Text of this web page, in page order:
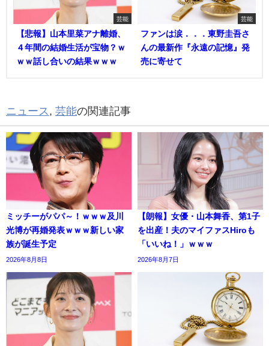
芸能
【悲報】山本里菜アナ離婚、
４年間の結婚生活が宝物？ｗ
ｗｗ話し合いの結果ｗｗｗ
芸能
ファンは涙．．．東野圭吾さ
んの最新作『永遠の記憶』発
売に寄せて
ニュース 芸能の関連記事
ミッチーがパパ～！ｗｗｗ及川
光博が再婚発表ｗｗｗ新しい家
族が誕生予定
2026年8月8日
【朗報】女優・山本舞香、第1子
を出産！夫のマイファスHiroも
「いいね！」ｗｗｗ
2026年8月7日